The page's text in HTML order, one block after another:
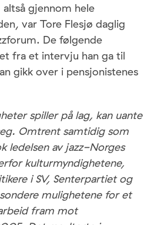
gjennom hele
var Tore Flesjø daglig
De følgende
fra et intervju han ga til
gikk over i pensjonistenes
spiller på lag, kan uante
Omtrent samtidig som
ledelsen av jazz-Norges
kulturmyndighetene,
i SV, Senterpartiet og
mulighetene for et
fram mot